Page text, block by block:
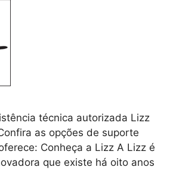
técnica autorizada Lizz
as opções de suporte
Conheça a Lizz A Lizz é
que existe há oito anos